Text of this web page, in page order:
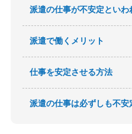
派遣の仕事が不安定といわ
派遣で働くメリット
仕事を安定させる方法
派遣の仕事は必ずしも不安